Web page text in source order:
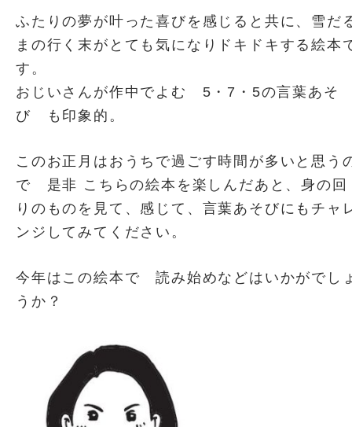
ふたりの夢が叶った喜びを感じると共に、雪だ
まの行く末がとても気になりドキドキする絵本
す。
おじいさんが作中でよむ 5・7・5の言葉あそ
び も印象的。
このお正月はおうちで過ごす時間が多いと思う
で 是非 こちらの絵本を楽しんだあと、身の回
りのものを見て、感じて、言葉あそびにもチャ
ンジしてみてください。
今年はこの絵本で 読み始めなどはいかがでし
うか？